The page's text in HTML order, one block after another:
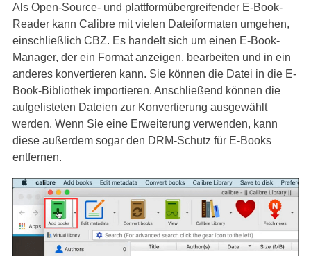
Als Open-Source- und plattformübergreifender E-Book-
Reader kann Calibre mit vielen Dateiformaten umgehen,
einschließlich CBZ. Es handelt sich um einen E-Book-
Manager, der ein Format anzeigen, bearbeiten und in ein
anderes konvertieren kann. Sie können die Datei in die E-
Book-Bibliothek importieren. Anschließend können die
aufgelisteten Dateien zur Konvertierung ausgewählt
werden. Wenn Sie eine Erweiterung verwenden, kann
diese außerdem sogar den DRM-Schutz für E-Books
entfernen.